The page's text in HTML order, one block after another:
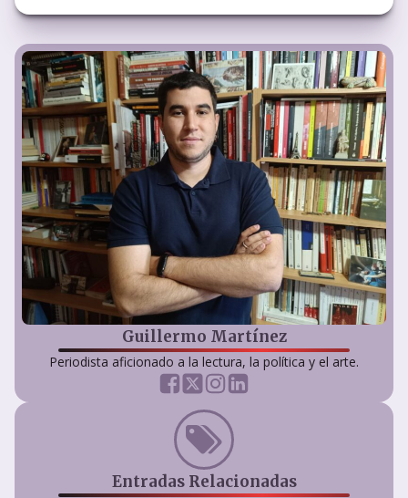
Guillermo Martínez
Periodista aficionado a la lectura, la política y el arte.
Entradas Relacionadas